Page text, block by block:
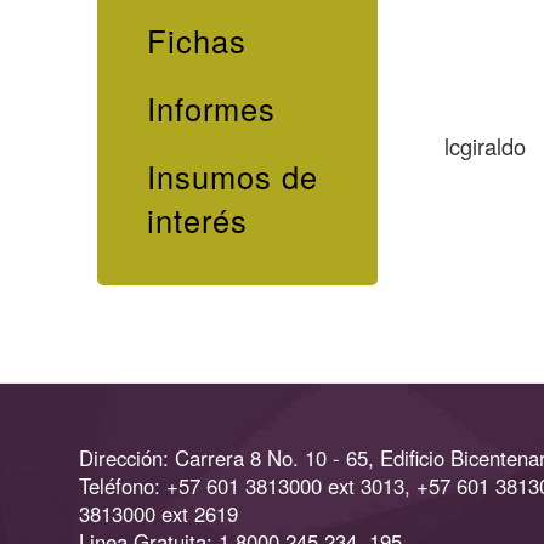
Fichas
Informes
Insumos de
interés
lcgiraldo
Dirección: Carrera 8 No. 10 - 65, Edificio
Teléfono: +57 601 3813000 ext 3013, +57 601
3813000 ext 2619